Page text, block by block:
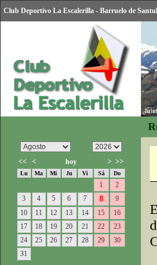
Club Deportivo La Escalerilla - Barruelo de
<< < hoy > >>
Lu Ma Mi Ju Vi Sá Do
1
2
3
4 5 6 7 8
9
10
11 12 13 14 15
16
17
18 19 20 21 22
23
24
25 26 27 28 29
30
31